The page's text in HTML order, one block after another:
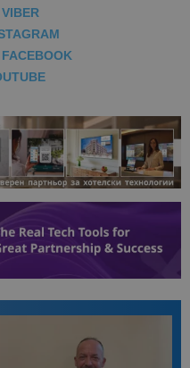
VIBER
FACEBOOK